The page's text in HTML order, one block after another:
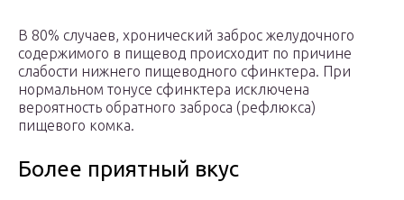
В 80% случаев, хронический заброс желудочного
содержимого в пищевод происходит по причине
слабости нижнего пищеводного сфинктера. При
нормальном тонусе сфинктера исключена
вероятность обратного заброса (рефлюкса)
пищевого комка.
Более приятный вкус